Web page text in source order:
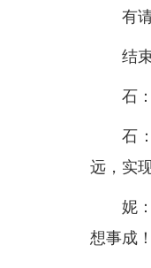
有
结
石
石
远，实
妮
想事成